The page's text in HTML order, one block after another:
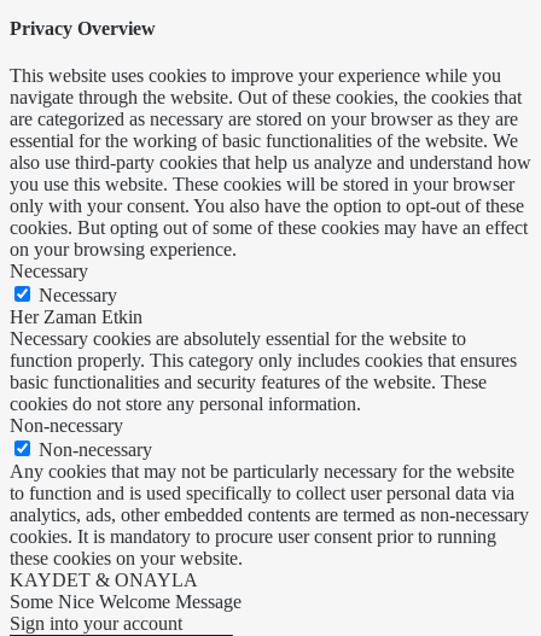
Privacy Overview
This website uses cookies to improve your experience while you
navigate through the website. Out of these cookies, the cookies that
are categorized as necessary are stored on your browser as they are
essential for the working of basic functionalities of the website. We
also use third-party cookies that help us analyze and understand how
you use this website. These cookies will be stored in your browser
only with your consent. You also have the option to opt-out of these
cookies. But opting out of some of these cookies may have an effect
on your browsing experience.
Necessary
Necessary
Her Zaman Etkin
Necessary cookies are absolutely essential for the website to
function properly. This category only includes cookies that ensures
basic functionalities and security features of the website. These
cookies do not store any personal information.
Non-necessary
Non-necessary
Any cookies that may not be particularly necessary for the website
to function and is used specifically to collect user personal data via
analytics, ads, other embedded contents are termed as non-necessary
cookies. It is mandatory to procure user consent prior to running
these cookies on your website.
KAYDET & ONAYLA
Some Nice Welcome Message
Sign into your account